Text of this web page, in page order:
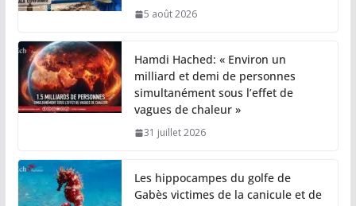
5 août 2026
Hamdi Hached: « Environ un
milliard et demi de personnes
simultanément sous l’effet de
vagues de chaleur »
31 juillet 2026
Les hippocampes du golfe de
Gabès victimes de la canicule et de